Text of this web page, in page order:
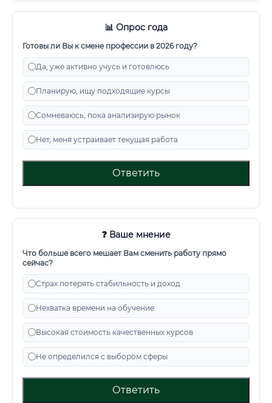
📊 Опрос года
Готовы ли Вы к смене профессии в 2026 году?
Да, уже активно учусь и готовлюсь
Планирую, ищу подходящие курсы
Сомневаюсь, пока анализирую рынок
Нет, меня устраивает текущая работа
Ответить
❓ Ваше мнение
Что больше всего мешает Вам сменить работу прямо
сейчас?
Страх потерять стабильность и доход
Нехватка времени на обучение
Высокая стоимость качественных курсов
Не определился с выбором сферы
Ответить